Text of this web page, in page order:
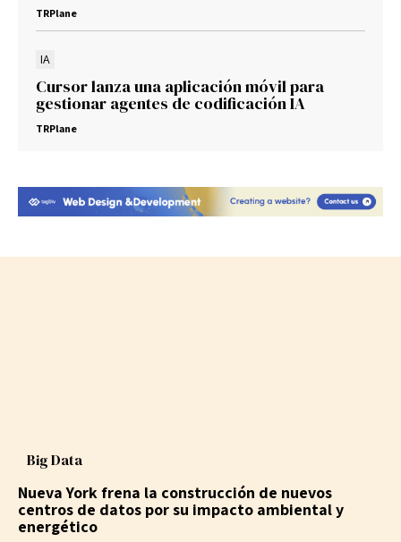
TRPlane
IA
Cursor lanza una aplicación móvil para
gestionar agentes de codificación IA
TRPlane
Big Data
Nueva York frena la construcción de nuevos
centros de datos por su impacto ambiental y
energético